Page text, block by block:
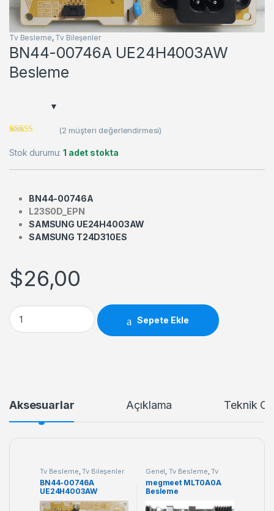
Tv Besleme, Tv Bileşenler
BN44-00746A UE24H4003AW
Besleme
puanına
dayanarak 5
(2 müşteri değerlendirmesi)
Stok durumu:1 adet stokta
BN44-00746A
L23S0D_EPN
SAMSUNG UE24H4003AW
SAMSUNG T24D310ES
$26,00
BN44-00746A UE24H4003AW Besleme quantity
Sepete Ekle
Aksesuarlar Açıklama Teknik
Tv Besleme,Tv Bileşenler
BN44-00746A
UE24H4003AW
Besleme
Genel,Tv Besleme,Tv
megmeet MLT0A0A
Besleme